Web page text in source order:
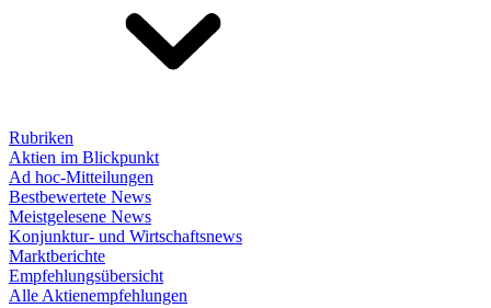
Rubriken
Aktien im Blickpunkt
Ad hoc-Mitteilungen
Bestbewertete News
Meistgelesene News
Konjunktur- und Wirtschaftsnews
Marktberichte
Empfehlungsübersicht
Alle Aktienempfehlungen